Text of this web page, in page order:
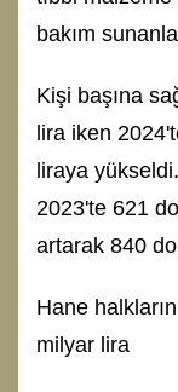
bakım
Kişi başına
lira iken
liraya
2023'te 621
artarak 840
Hane
milyar lira